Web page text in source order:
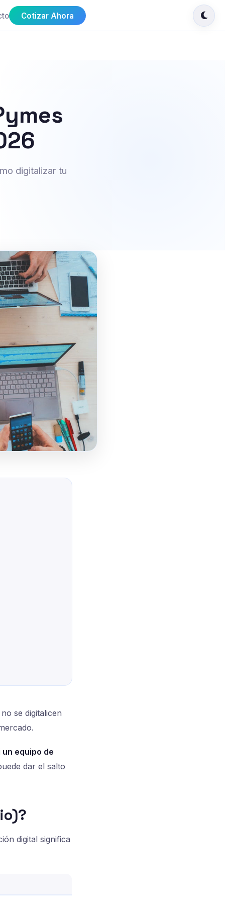
Cotizar Ahora
digitalizar tu
se digitalicen
equipo de
dar el salto
digital significa